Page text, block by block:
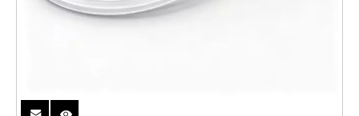
taipitopito